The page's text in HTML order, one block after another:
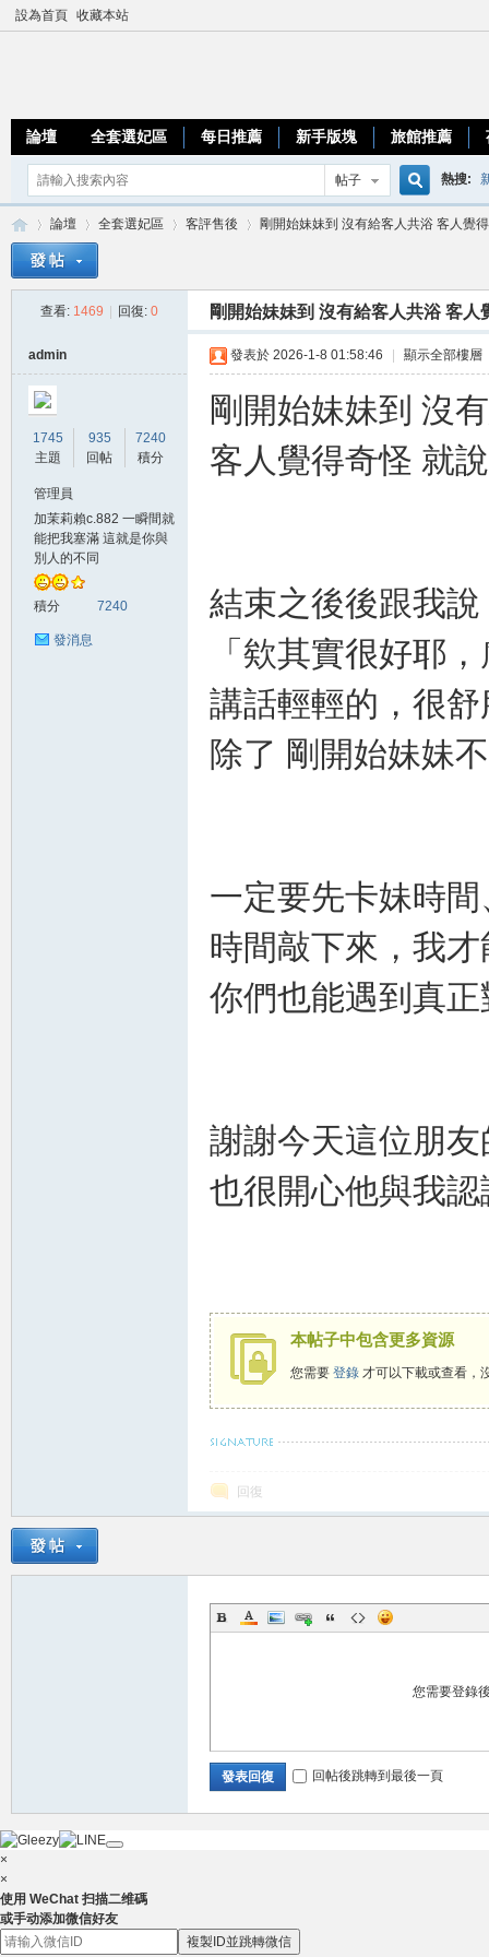
設為首頁 收藏本站
論壇 全套選妃區 每日推薦 新手版塊 旅館推薦
帖子
搜
索
熱搜:
優質台
茉
論壇
›
全套選妃區 客評售後
›
剛開始妹妹到 沒有給客人共浴 客人覺
查看: 1469 回復: 0 剛開始妹妹到 沒有給客人共浴 客人
admin
1745
主題
935
回帖
7240
積分
管理員
加茉莉賴c.882 一瞬間就
能把我塞滿 這就是你與
別人的不同
積分 7240
發消息
發表於 2026-1-8 01:58:46 顯示全部樓層
剛開始妹妹到 沒
客人覺得奇怪 就
結束之後後跟我說
「欸其實很好耶
講話輕輕的，很
除了 剛開始妹妹
一定要先卡妹時
時間敲下來，我
你們也能遇到真
謝謝今天這位朋
也很開心他與我
本帖子中包含更多資源
您需要 登錄 才可以下載或查看，
回復
您需要登錄
發表回復 回帖後跳轉到最後一頁
×
×
使用 WeChat 扫描二维碼
或手动添加微信好友
複製ID並跳轉微信